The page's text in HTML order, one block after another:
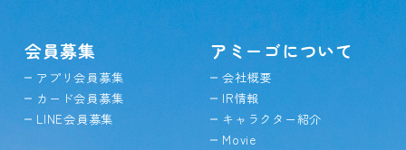
会員募集
アプリ会員募集
カード会員募集
LINE会員募集
アミーゴについて
会社概要
IR情報
キャラクター紹介
Movie